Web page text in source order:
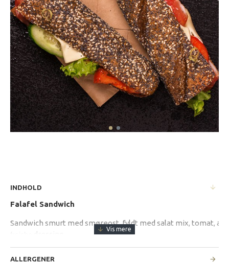
INDHOLD
Falafel Sandwich
Sandwich smurt med smøreost, fyldt med salat mix, tomat,
dressing
ALLERGENER